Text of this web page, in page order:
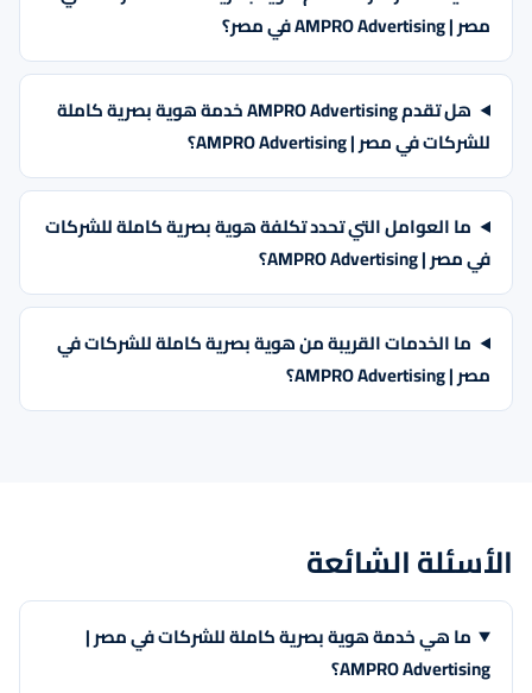
مصر | AMPRO Advertising في مصر؟
هل تقدم AMPRO Advertising خدمة هوية بصرية كاملة
للشركات في مصر | AMPRO Advertising؟
ما العوامل التي تحدد تكلفة هوية بصرية كاملة للشركات
في مصر | AMPRO Advertising؟
ما الخدمات القريبة من هوية بصرية كاملة للشركات في
مصر | AMPRO Advertising؟
الأسئلة الشائعة
ما هي خدمة هوية بصرية كاملة للشركات في مصر |
AMPRO Advertising؟